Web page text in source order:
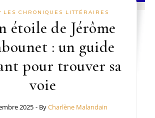
LES CHRONIQUES LITTÉRAIRES
étoile de Jérôme
: un guide
pour trouver sa
voie
2025 - ByCharlène Malandain